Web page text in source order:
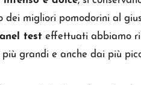
dei migliori pomodorini al
testeffettuati abbiamo
grandi e anche dai più